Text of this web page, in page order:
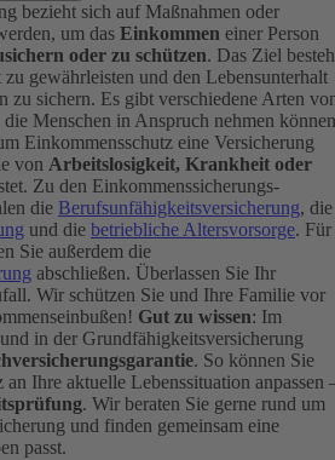
bezieht sich auf Maßnahmen oder
um das Einkommen einer Person
oder zu schützen. Das Ziel
gewährleisten und den Lebensunterhalt
zu sichern. Es gibt verschiedene Arten
Menschen in Anspruch nehmen
Einkommensschutz eine Versicherung
von Arbeitslosigkeit, Krankheit oder
Zu den Einkommenssicherungs-
die Berufsunfähigkeitsversicherung, die
und die betriebliche Altersvorsorge. Für
Sie außerdem die
abschließen. Überlassen Sie Ihr
Wir schützen Sie und Ihre Familie vor
Gut zu wissen: Im
in der Grundfähigkeitsversicherung
. So können Sie
an Ihre aktuelle Lebenssituation anpassen
. Wir beraten Sie gerne rund um
und finden gemeinsam eine
passt.